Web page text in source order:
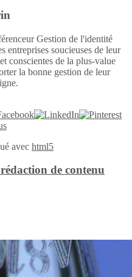
Gestion de l'identité
entreprises soucieuses de leur
conscientes de la plus-value
la bonne gestion de leur
avec html5
de contenu